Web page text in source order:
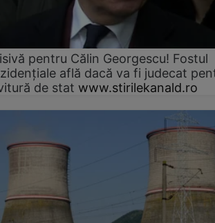
pentru Călin Georgescu! Fostul
află dacă va fi judecat
de stat www.stirilekanald.ro